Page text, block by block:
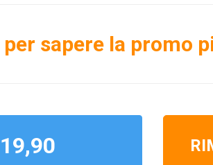
per sapere la promo